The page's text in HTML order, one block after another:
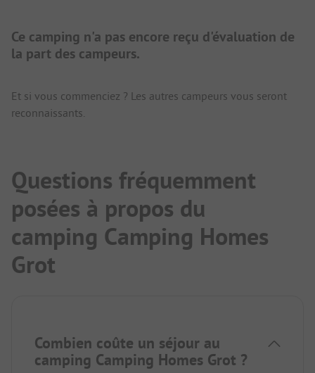
Ce camping n'a pas encore reçu d'évaluation de
la part des campeurs.
Et si vous commenciez ? Les autres campeurs vous seront
reconnaissants.
Questions fréquemment
posées à propos du
camping Camping Homes
Grot
Combien coûte un séjour au
camping Camping Homes Grot ?